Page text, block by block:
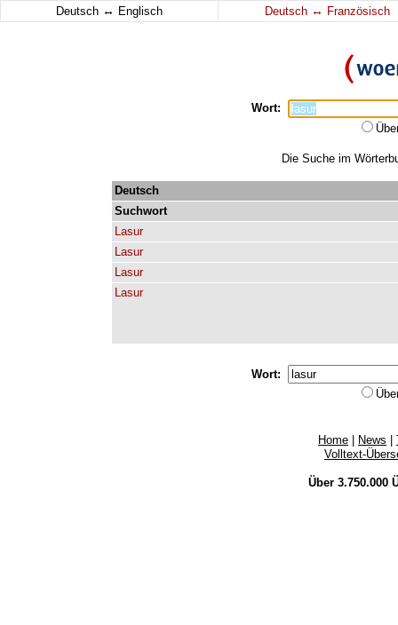
Deutsch ↔ Englisch Deutsch ↔ Französisch
Wort:
Die Suche im
Deutsch
Suchwort
Lasur
Lasur
Lasur
Lasur
Wort:
Home News
Volltext-
Über 3.750.000